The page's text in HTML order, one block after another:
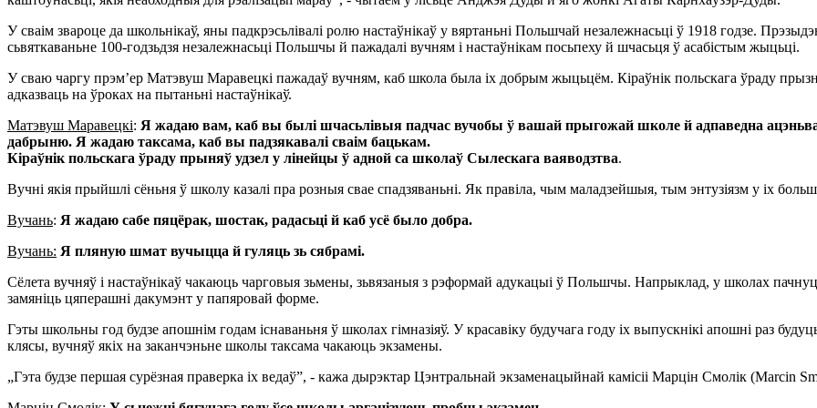
У сваім звароце да школьнікаў, яны падкрэсьлівалі ролю настаўнікаў у вяртаньні Польшчай незалежнасьці ў 1918 годзе.
сьвяткаваньне 100-годзьдзя незалежнасьці Польшчы й пажадалі вучням і настаўнікам посьпеху й шчасьця ў асабістым жыцьці.
У сваю чаргу прэм’ер Матэвуш Маравецкі пажадаў вучням, каб школа была іх добрым жыцьцём. Кіраўнік польскага ўраду
адказваць на ўроках на пытаньні настаўнікаў.
Матэвуш Маравецкі: Я жадаю вам, каб вы былі шчасьлівыя падчас вучобы ў вашай прыгожай школе й адпаведна
дабрыню. Я жадаю таксама, каб вы падзякавалі сваім бацькам.
Кіраўнік польскага ўраду прыняў удзел у лінейцы ў адной са школаў Сылескага ваяводзтва.
Вучні якія прыйшлі сёньня ў школу казалі пра розныя свае спадзяваньні. Як правіла, чым маладзейшыя, тым энтузіязм у іх
Вучань: Я жадаю сабе пяцёрак, шостак, радасьці й каб усё было добра.
Вучань: Я пляную шмат вучыцца й гуляць зь сябрамі.
Сёлета вучняў і настаўнікаў чакаюць чарговыя зьмены, зьвязаныя з рэформай адукацыі ў Польшчы. Напрыклад, у школах
замяніць цяперашні дакумэнт у папяровай форме.
Гэты школьны год будзе апошнім годам існаваньня ў школах гімназіяў. У красавіку будучага году іх выпускнікі апошні раз
клясы, вучняў якіх на заканчэньне школы таксама чакаюць экзамены.
„Гэта будзе першая сурёзная праверка іх ведаў”, - кажа дырэктар Цэнтральнай экзаменацыйнай камісіі Марцін Смолік (Marcin